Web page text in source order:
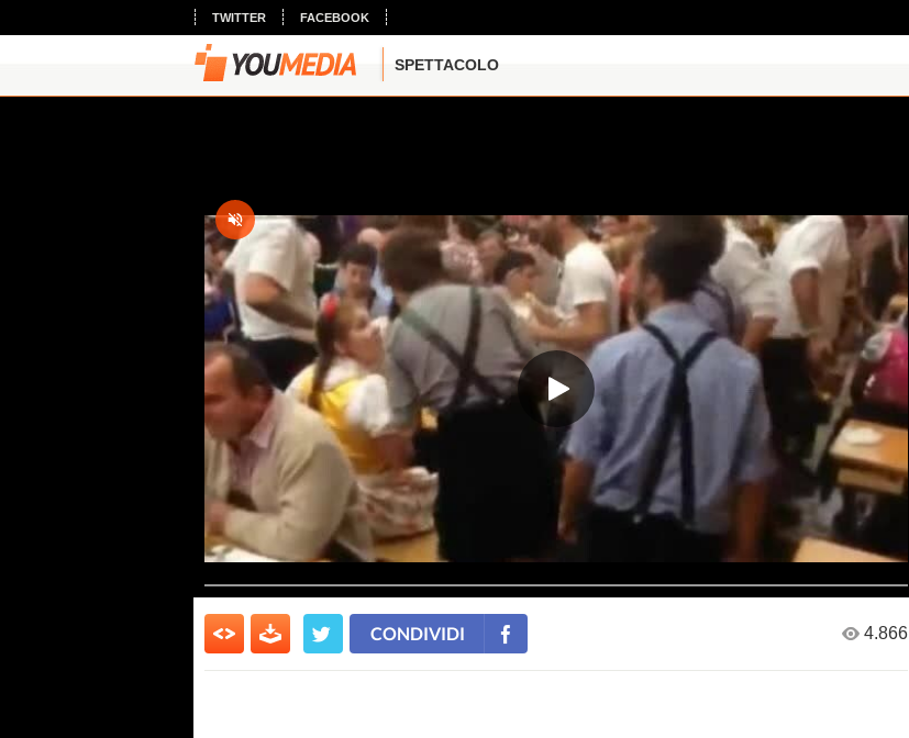
TWITTER FACEBOOK
SPETTACOLO
CONDIVIDI 4.866